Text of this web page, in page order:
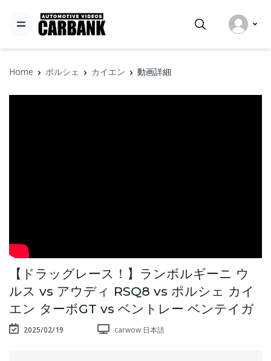
Home ポルシェ カイエン 動画詳細
【ドラッグレース！】ランボルギーニ ウ
ルス vs アウディ RSQ8 vs ポルシェ カイ
エン ターボGT vs ベントレー ベンテイガ
2025/02/19 carwow 日本語